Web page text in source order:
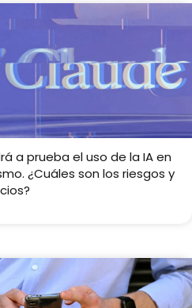
a prueba el uso de la IA en
¿Cuáles son los riesgos y